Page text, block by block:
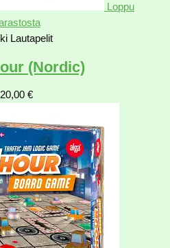
Loppu
Lautapelit
(Nordic)
20,00 €